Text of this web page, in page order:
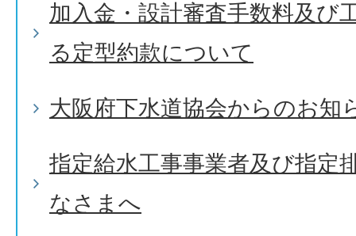
加入金・設計審査手数料及び
る定型約款について
大阪府下水道協会からのお知
指定給水工事事業者及び指定
なさまへ